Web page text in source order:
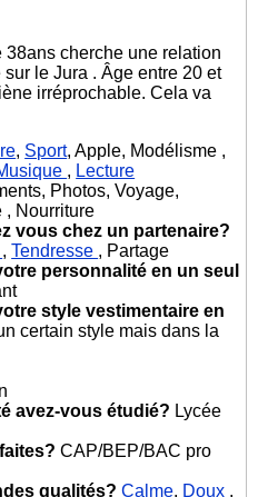
38ans cherche une relation
le Jura . Âge entre 20 et
irréprochable. Cela va
, Sport, Apple, Modélisme ,
, Lecture
Photos, Voyage,
, Nourriture
vous chez un partenaire?
,Tendresse , Partage
personnalité en un seul
style vestimentaire en
certain style mais dans la
avez-vous étudié? Lycée
CAP/BEP/BAC pro
qualités? Calme, Doux ,